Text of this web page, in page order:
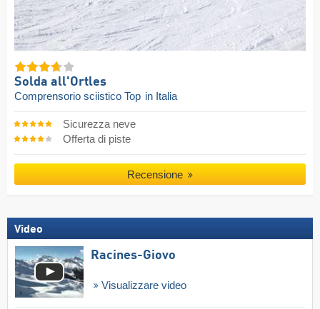
Solda all'Ortles
Comprensorio sciistico Top in Italia
Sicurezza neve
Offerta di piste
Recensione
Video
Racines-Giovo
Visualizzare video